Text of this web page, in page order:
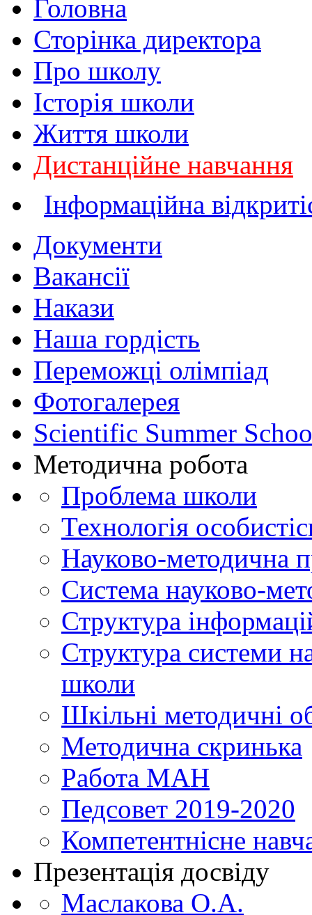
Головна
Сторінка директора
Про школу
Історія школи
Життя школи
Дистанційне навчання
Інформаційна
Документи
Вакансії
Накази
Наша гордість
Переможці олімпіад
Фотогалерея
Scientific Summer
Методична робота
Проблема школи
Технологія
Науково-методична
Система науково-
Структура
Структура системи
школи
Шкільні методичні
Методична скринька
Работа МАН
Педсовет 2019-2020
Компетентнісне
Презентація досвіду
Маслакова О.А.